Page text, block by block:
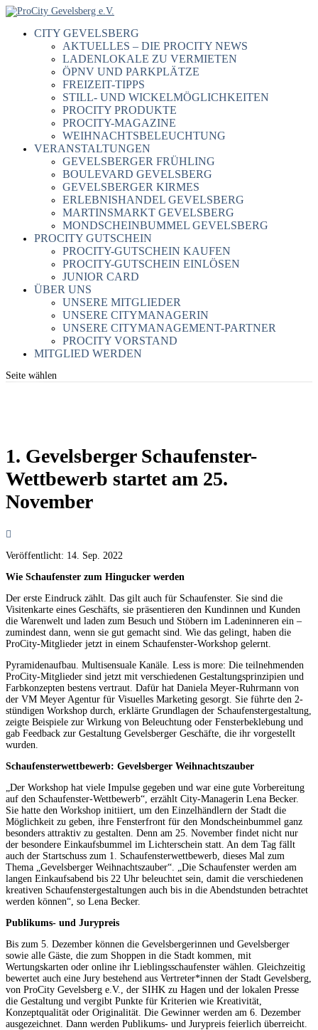
CITY GEVELSBERG
AKTUELLES – DIE PROCITY NEWS
LADENLOKALE ZU VERMIETEN
ÖPNV UND PARKPLÄTZE
FREIZEIT-TIPPS
STILL- UND WICKELMÖGLICHKEITEN
PROCITY PRODUKTE
PROCITY-MAGAZINE
WEIHNACHTSBELEUCHTUNG
VERANSTALTUNGEN
GEVELSBERGER FRÜHLING
BOULEVARD GEVELSBERG
GEVELSBERGER KIRMES
ERLEBNISHANDEL GEVELSBERG
MARTINSMARKT GEVELSBERG
MONDSCHEINBUMMEL GEVELSBERG
PROCITY GUTSCHEIN
PROCITY-GUTSCHEIN KAUFEN
PROCITY-GUTSCHEIN EINLÖSEN
JUNIOR CARD
ÜBER UNS
UNSERE MITGLIEDER
UNSERE CITYMANAGERIN
UNSERE CITYMANAGEMENT-PARTNER
PROCITY VORSTAND
MITGLIED WERDEN
Seite wählen
1. Gevelsberger Schaufenster-
Wettbewerb startet am 25.
November
Veröffentlicht: 14. Sep. 2022
Wie Schaufenster zum Hingucker werden
Der erste Eindruck zählt. Das gilt auch für Schaufenster. Sie sind die
Visitenkarte eines Geschäfts, sie präsentieren den Kundinnen und Kunden
die Warenwelt und laden zum Besuch und Stöbern im Ladeninneren ein –
zumindest dann, wenn sie gut gemacht sind. Wie das gelingt, haben die
ProCity-Mitglieder jetzt in einem Schaufenster-Workshop gelernt.
Pyramidenaufbau. Multisensuale Kanäle. Less is more: Die teilnehmenden
ProCity-Mitglieder sind jetzt mit verschiedenen Gestaltungsprinzipien und
Farbkonzepten bestens vertraut. Dafür hat Daniela Meyer-Ruhrmann von
der VM Meyer Agentur für Visuelles Marketing gesorgt. Sie führte den 2-
stündigen Workshop durch, erklärte Grundlagen der Schaufenstergestaltung,
zeigte Beispiele zur Wirkung von Beleuchtung oder Fensterbeklebung und
gab Feedback zur Gestaltung Gevelsberger Geschäfte, die ihr vorgestellt
wurden.
Schaufensterwettbewerb: Gevelsberger Weihnachtszauber
„Der Workshop hat viele Impulse gegeben und war eine gute Vorbereitung
auf den Schaufenster-Wettbewerb“, erzählt City-Managerin Lena Becker.
Sie hatte den Workshop initiiert, um den Einzelhändlern der Stadt die
Möglichkeit zu geben, ihre Fensterfront für den Mondscheinbummel ganz
besonders attraktiv zu gestalten. Denn am 25. November findet nicht nur
der besondere Einkaufsbummel im Lichterschein statt. An dem Tag fällt
auch der Startschuss zum 1. Schaufensterwettbewerb, dieses Mal zum
Thema „Gevelsberger Weihnachtszauber“. „Die Schaufenster werden am
langen Einkaufsabend bis 22 Uhr beleuchtet sein, damit die verschiedenen
kreativen Schaufenstergestaltungen auch bis in die Abendstunden betrachtet
werden können“, so Lena Becker.
Publikums- und Jurypreis
Bis zum 5. Dezember können die Gevelsbergerinnen und Gevelsberger
sowie alle Gäste, die zum Shoppen in die Stadt kommen, mit
Wertungskarten oder online ihr Lieblingsschaufenster wählen. Gleichzeitig
bewertet auch eine Jury bestehend aus Vertreter*innen der Stadt Gevelsberg,
von ProCity Gevelsberg e.V., der SIHK zu Hagen und der lokalen Presse
die Gestaltung und vergibt Punkte für Kriterien wie Kreativität,
Konzeptqualität oder Originalität. Die Gewinner werden am 6. Dezember
ausgezeichnet. Dann werden Publikums- und Jurypreis feierlich überreicht.